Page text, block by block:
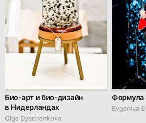
Био-арт и био-дизайн
в Нидерландах
Olga Dyachenkova
Формула
Evgeniya